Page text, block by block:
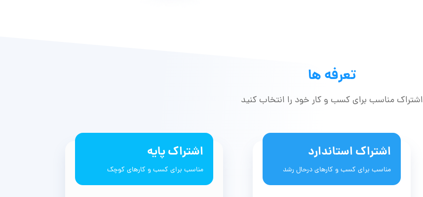
تعرفه ها
اشتراک مناسب برای کسب و کار خود را انتخاب کنید
اشتراک پایه
مناسب برای کسب و کارهای کوچک
اشتراک استاندارد
مناسب برای کسب و کارهای درحال رشد